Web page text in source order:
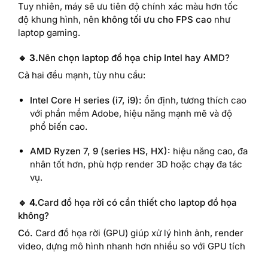
Tuy nhiên, máy sẽ ưu tiên độ chính xác màu hơn tốc
độ khung hình, nên không tối ưu cho FPS cao như
laptop gaming.
🔹 3.Nên chọn laptop đồ họa chip Intel hay AMD?
Cả hai đều mạnh, tùy nhu cầu:
Intel Core H series (i7, i9): ổn định, tương thích cao
với phần mềm Adobe, hiệu năng mạnh mẽ và độ
phổ biến cao.
AMD Ryzen 7, 9 (series HS, HX): hiệu năng cao, đa
nhân tốt hơn, phù hợp render 3D hoặc chạy đa tác
vụ.
🔹 4.Card đồ họa rời có cần thiết cho laptop đồ họa
không?
Có. Card đồ họa rời (GPU) giúp xử lý hình ảnh, render
video, dựng mô hình nhanh hơn nhiều so với GPU tích